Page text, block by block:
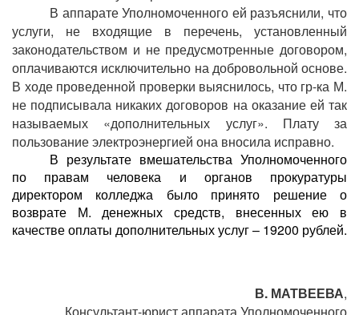
В аппарате Уполномоченного ей разъяснили, что
услуги, не входящие в перечень, установленный
законодательством и не предусмотренные договором,
оплачиваются исключительно на добровольной основе.
В ходе проведенной проверки выяснилось, что гр-ка М.
не подписывала никаких договоров на оказание ей так
называемых «дополнительных услуг». Плату за
пользование электроэнергией она вносила исправно.
В результате вмешательства Уполномоченного
по правам человека и органов прокуратуры
директором колледжа было принято решение о
возврате М. денежных средств, внесенных ею в
качестве оплаты дополнительных услуг – 19200 рублей.
В. МАТВЕЕВА,